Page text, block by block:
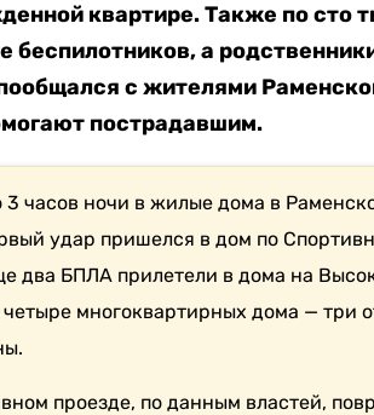
квартире. Также по сто
беспилотников, а
с жителями
пострадавшим.
3 часов ночи в жилые дома в
удар пришелся в дом по
два БПЛА прилетели в дома на
четыре многоквартирных дома — три
проезде, по данным властей,